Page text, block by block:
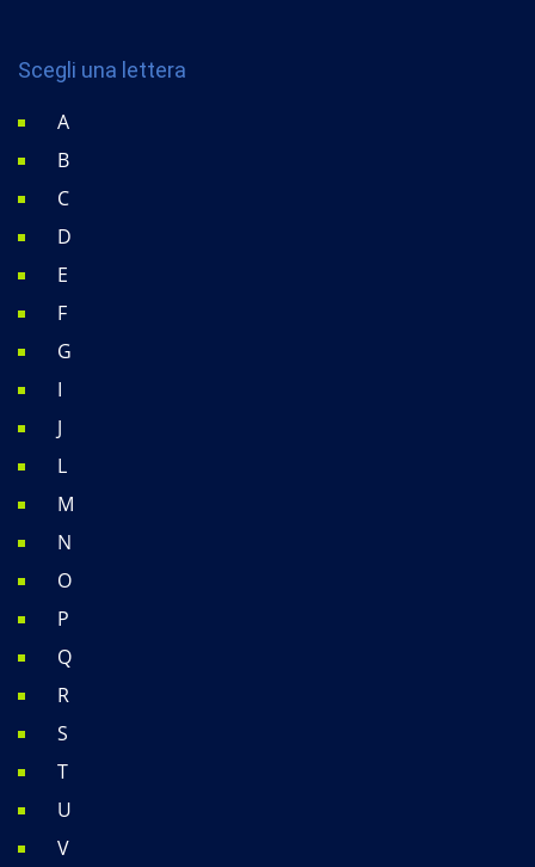
Scegli una lettera
A
B
C
D
E
F
G
I
J
L
M
N
O
P
Q
R
S
T
U
V